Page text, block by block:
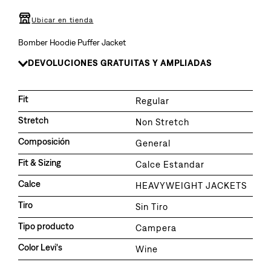
Ubicar en tienda
Bomber Hoodie Puffer Jacket
DEVOLUCIONES GRATUITAS Y AMPLIADAS
Fit
Regular
Stretch
Non Stretch
Composición
General
Fit & Sizing
Calce Estandar
Calce
HEAVYWEIGHT JACKETS
Tiro
Sin Tiro
Tipo producto
Campera
Color Levi's
Wine
. campera
10. baggy